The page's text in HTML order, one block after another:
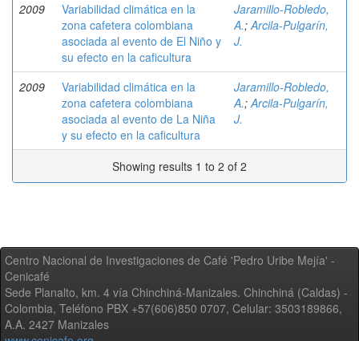
2009
Variabilidad climática en la
zona cafetera colombiana
asociada al evento de El Niño y
su efecto en la caficultura
Jaramillo-Robledo,
A.;Arcila-Pulgarín,
J.
2009
Variabilidad climática en la
zona cafetera colombiana
asociada al evento de La Niña
y su efecto en la caficultura
Jaramillo-Robledo,
A.;Arcila-Pulgarín,
J.
Showing results 1 to 2 of 2
Centro Nacional de Investigaciones de Café 'Pedro Uribe Mejía' -
Cenicafé
Sede Planalto, km. 4 vía Chinchiná-Manizales. Chinchiná (Caldas) -
Colombia, Teléfono PBX +57(606)850 0707, Celular: 3503189866,
A.A. 2427 Manizales